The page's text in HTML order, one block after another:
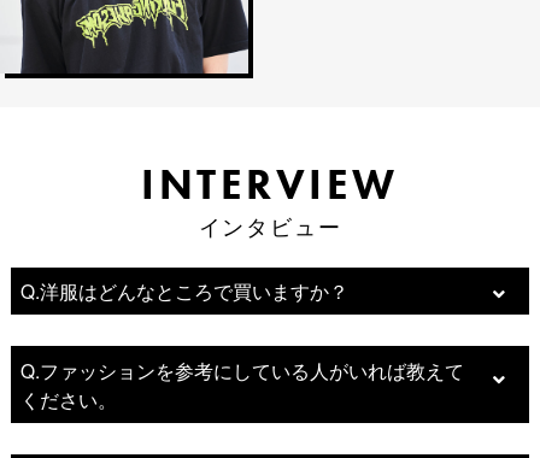
INTERVIEW
INTERVIEW
インタビュー
インタビュー
Q.洋服はどんなところで買いますか？
Q.ファッションを参考にしている人がいれば教えて
ください。